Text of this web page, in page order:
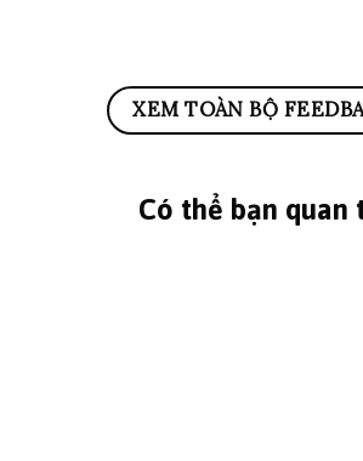
XEM TOÀN BỘ
Có thể bạn quan